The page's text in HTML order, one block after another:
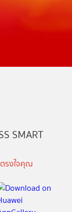
SMART
รงใจคุณ